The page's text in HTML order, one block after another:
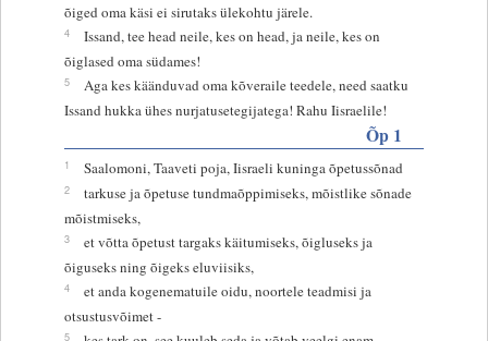
õiged oma käsi ei sirutaks ülekohtu järele.
4
Issand, tee head neile, kes on head, ja neile, kes on
õiglased oma südames!
5
Aga kes käänduvad oma kõveraile teedele, need saatku
Issand hukka ühes nurjatusetegijatega! Rahu Iisraelile!
Õp 1
1 Saalomoni, Taaveti poja, Iisraeli kuninga õpetussõnad
2
tarkuse ja õpetuse tundmaõppimiseks, mõistlike sõnade
mõistmiseks,
3
et võtta õpetust targaks käitumiseks, õigluseks ja
õiguseks ning õigeks eluviisiks,
4
et anda kogenematuile oidu, noortele teadmisi ja
otsustusvõimet -
5